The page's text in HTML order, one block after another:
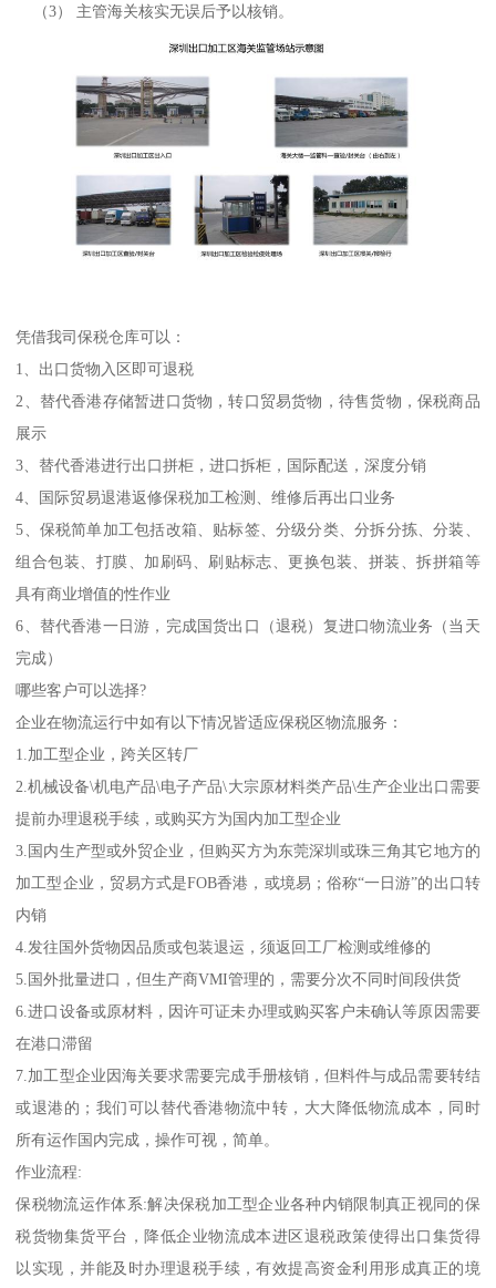
（3） 主管海关核实无误后予以核销。
凭借我司保税仓库可以：
1、出口货物入区即可退税
2、替代香港存储暂进口货物，转口贸易货物，待售货物，保税商品
展示
3、替代香港进行出口拼柜，进口拆柜，国际配送，深度分销
4、国际贸易退港返修保税加工检测、维修后再出口业务
5、保税简单加工包括改箱、贴标签、分级分类、分拆分拣、分装、
组合包装、打膜、加刷码、刷贴标志、更换包装、拼装、拆拼箱等
具有商业增值的性作业
6、替代香港一日游，完成国货出口（退税）复进口物流业务（当天
完成）
哪些客户可以选择?
企业在物流运行中如有以下情况皆适应保税区物流服务：
1.加工型企业，跨关区转厂
2.机械设备\机电产品\电子产品\大宗原材料类产品\生产企业出口需要
提前办理退税手续，或购买方为国内加工型企业
3.国内生产型或外贸企业，但购买方为东莞深圳或珠三角其它地方的
加工型企业，贸易方式是FOB香港，或境易；俗称“一日游”的出口转
内销
4.发往国外货物因品质或包装退运，须返回工厂检测或维修的
5.国外批量进口，但生产商VMI管理的，需要分次不同时间段供货
6.进口设备或原材料，因许可证未办理或购买客户未确认等原因需要
在港口滞留
7.加工型企业因海关要求需要完成手册核销，但料件与成品需要转结
或退港的；我们可以替代香港物流中转，大大降低物流成本，同时
所有运作国内完成，操作可视，简单。
作业流程:
保税物流运作体系:解决保税加工型企业各种内销限制真正视同的保
税货物集货平台，降低企业物流成本进区退税政策使得出口集货得
以实现，并能及时办理退税手续，有效提高资金利用形成真正的境